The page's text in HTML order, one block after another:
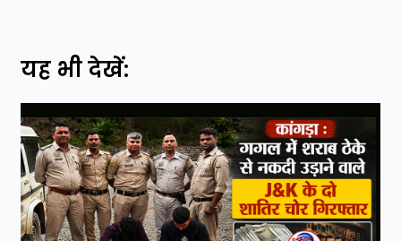
यह भी देखें: